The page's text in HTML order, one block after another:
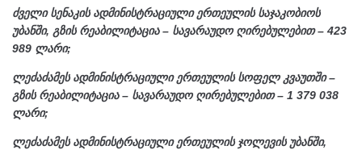
ძველი სენაკის ადმინისტრაციული ერთეულის საჯაკობიოს
უბანში, გზის რეაბილიტაცია – სავარაუდო ღირებულებით – 423
989 ლარი;
ლეძაძამეს ადმინისტრაციული ერთეულის სოფელ კვაუთში –
გზის რეაბილიტაცია – სავარაუდო ღირებულებით – 1 379 038
ლარი;
ლეძაძამეს ადმინისტრაციული ერთეულის ჯოლევის უბანში,